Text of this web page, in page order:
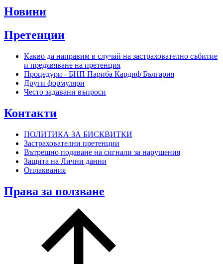
Новини
Претенции
Какво да направим в случай на застрахователно събитие
и предявяване на претенция
Процедури - БНП Париба Кардиф България
Други формуляри
Често задавани въпроси
Контакти
ПОЛИТИКА ЗА БИСКВИТКИ
Застрахователни претенции
Вътрешно подаване на сигнали за нарушения
Защита на Лични данни
Оплаквания
Права за ползване